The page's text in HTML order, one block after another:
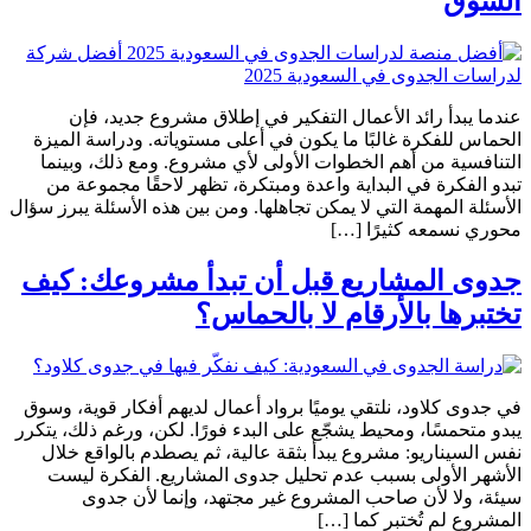
عندما يبدأ رائد الأعمال التفكير في إطلاق مشروع جديد، فإن
الحماس للفكرة غالبًا ما يكون في أعلى مستوياته. ودراسة الميزة
التنافسية من أهم الخطوات الأولى لأي مشروع. ومع ذلك، وبينما
تبدو الفكرة في البداية واعدة ومبتكرة، تظهر لاحقًا مجموعة من
الأسئلة المهمة التي لا يمكن تجاهلها. ومن بين هذه الأسئلة يبرز سؤال
محوري نسمعه كثيرًا […]
جدوى المشاريع قبل أن تبدأ مشروعك: كيف
تختبرها بالأرقام لا بالحماس؟
في جدوى كلاود، نلتقي يوميًا برواد أعمال لديهم أفكار قوية، وسوق
يبدو متحمسًا، ومحيط يشجّع على البدء فورًا. لكن، ورغم ذلك، يتكرر
نفس السيناريو: مشروع يبدأ بثقة عالية، ثم يصطدم بالواقع خلال
الأشهر الأولى بسبب عدم تحليل جدوى المشاريع. الفكرة ليست
سيئة، ولا لأن صاحب المشروع غير مجتهد، وإنما لأن جدوى
المشروع لم تُختبر كما […]